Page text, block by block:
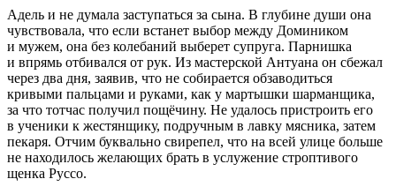
Адель и не думала заступаться за сына. В глубине души она
чувствовала, что если встанет выбор между Домиником
и мужем, она без колебаний выберет супруга. Парнишка
и впрямь отбивался от рук. Из мастерской Антуана он сбежал
через два дня, заявив, что не собирается обзаводиться
кривыми пальцами и руками, как у мартышки шарманщика,
за что тотчас получил пощёчину. Не удалось пристроить его
в ученики к жестянщику, подручным в лавку мясника, затем
пекаря. Отчим буквально свирепел, что на всей улице больше
не находилось желающих брать в услужение строптивого
щенка Руссо.